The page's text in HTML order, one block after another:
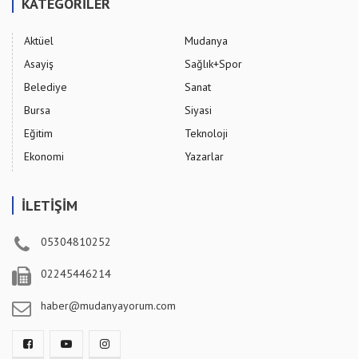
KATEGORİLER
Aktüel
Asayiş
Belediye
Bursa
Eğitim
Ekonomi
Mudanya
Sağlık+Spor
Sanat
Siyasi
Teknoloji
Yazarlar
İLETİŞİM
05304810252
02245446214
haber@mudanyayorum.com